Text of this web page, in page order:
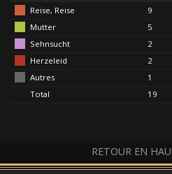
Reise, Reise
9
Mutter
5
Sehnsucht
2
Herzeleid
2
Autres
1
Total
19
RETOUR EN